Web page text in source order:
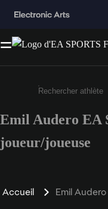
Saisissez au
Emil Audero EA
joueur/joueuse
Accueil Emil Audero